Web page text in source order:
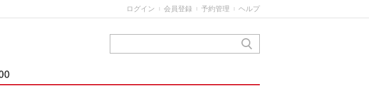
シナハニャ
ログイン 会員登録 予約管理 ヘルプ